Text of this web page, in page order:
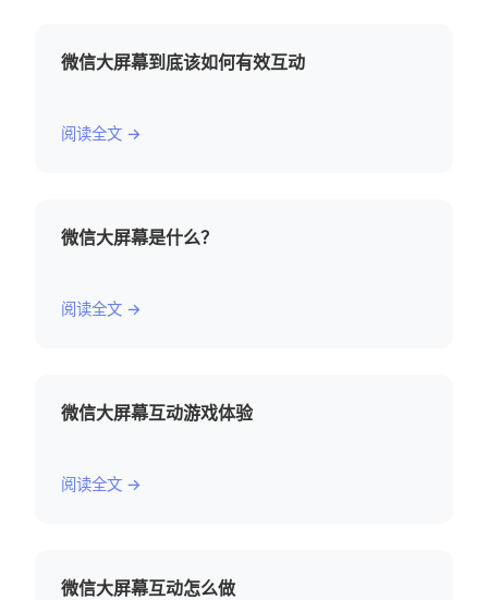
微信大屏幕到底该如何有效互动
阅读全文 →
微信大屏幕是什么？
阅读全文 →
微信大屏幕互动游戏体验
阅读全文 →
微信大屏幕互动怎么做